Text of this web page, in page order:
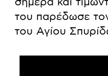
του παρέδωσε
του Αγίου